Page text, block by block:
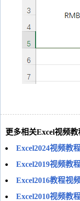
更多相关Excel视频教
Excel2024视频教
Excel2019视频教
Excel2016教程视
Excel2010视频教